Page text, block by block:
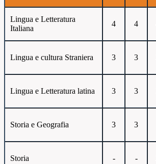
Lingua e Letteratura
Italiana
4 4
Lingua e cultura Straniera 3 3
Lingua e Letteratura latina 3 3
Storia e Geografia 3 3
Storia - -